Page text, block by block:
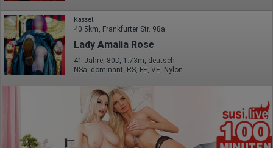
Kassel
40.5km, Frankfurter Str. 98a
Lady Amalia Rose
41 Jahre, 80D, 1.73m, deutsch
NSa, dominant, RS, FE, VE, Nylon